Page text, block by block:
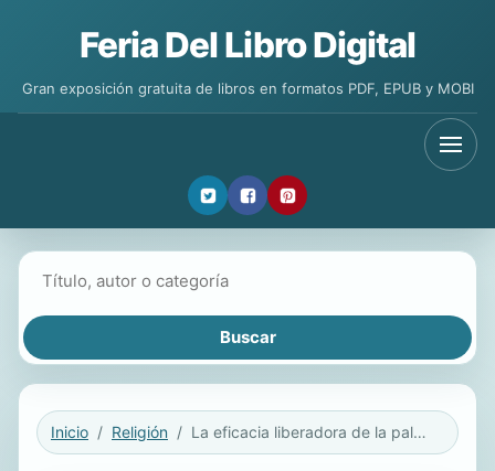
Feria Del Libro Digital
Gran exposición gratuita de libros en formatos PDF, EPUB y MOBI
Inicio Religión La eficacia liberadora de la palabra de Jesús